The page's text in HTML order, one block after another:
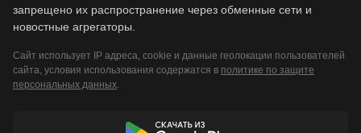
запрещено их распространение через обменные сети и
новостные агрегаторы.
Сайт использует IP адреса, cookie и данные геолокации пользователей
сайта, условия использования содержатся в политике по защите
персональных данных.